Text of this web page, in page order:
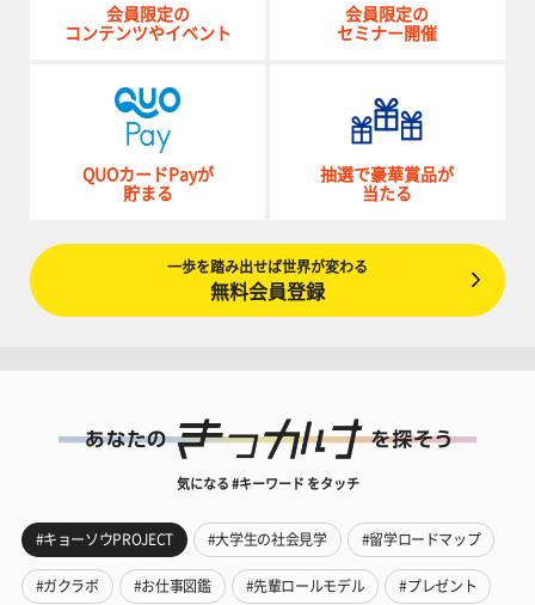
会員限定の
コンテンツやイベント
会員限定の
セミナー開催
QUOカードPayが
貯まる
抽選で豪華賞品が
当たる
一歩を踏み出せば世界が変わる
無料会員登録
気になる #キーワード をタッチ
#キョーソウPROJECT #大学生の社会見学 #留学ロードマップ
#ガクラボ #お仕事図鑑 #先輩ロールモデル #プレゼント